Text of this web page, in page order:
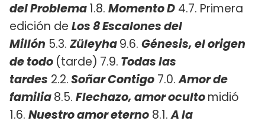
del Problema1.8. Momento D 4.7. Primera
edición de Los 8 Escalones del
Millón 5.3. Züleyha9.6. Génesis, el origen
de todo (tarde) 7.9. Todas las
tardes 2.2.Soñar Contigo 7.0.Amor de
familia8.5. Flechazo, amor ocultomidió
1.6. Nuestro amor eterno 8.1.A la